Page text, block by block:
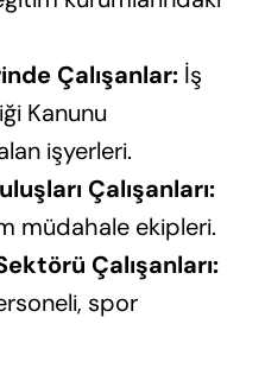
Çalışanlar:İş
Kanunu
işyerleri.
Çalışanları:
müdahale ekipleri.
Çalışanları:
spor